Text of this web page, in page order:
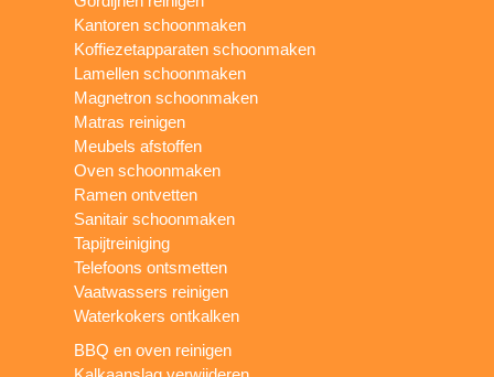
Kantoren schoonmaken
Koffiezetapparaten schoonmaken
Lamellen schoonmaken
Magnetron schoonmaken
Matras reinigen
Meubels afstoffen
Oven schoonmaken
Ramen ontvetten
Sanitair schoonmaken
Tapijtreiniging
Telefoons ontsmetten
Vaatwassers reinigen
Waterkokers ontkalken
BBQ en oven reinigen